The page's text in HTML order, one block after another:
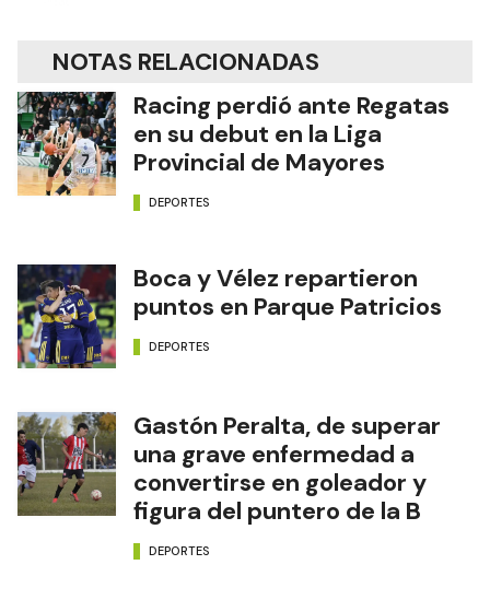
NOTAS RELACIONADAS
Racing perdió ante Regatas
en su debut en la Liga
Provincial de Mayores
DEPORTES
Boca y Vélez repartieron
puntos en Parque Patricios
DEPORTES
Gastón Peralta, de superar
una grave enfermedad a
convertirse en goleador y
figura del puntero de la B
DEPORTES